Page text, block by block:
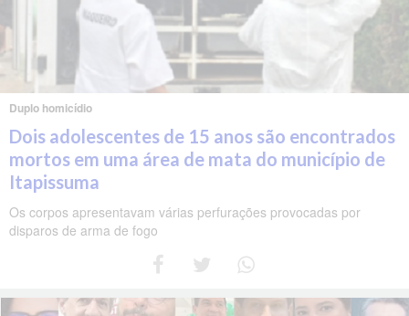
Duplo homicídio
Dois adolescentes de 15 anos são encontrados
mortos em uma área de mata do município de
Itapissuma
Os corpos apresentavam várias perfurações provocadas por
disparos de arma de fogo